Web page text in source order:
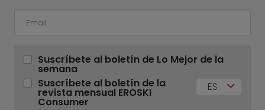
Suscríbete al boletín de Lo Mejor de la
semana
Suscríbete al boletín de la
revista mensual EROSKI
Consumer
ES